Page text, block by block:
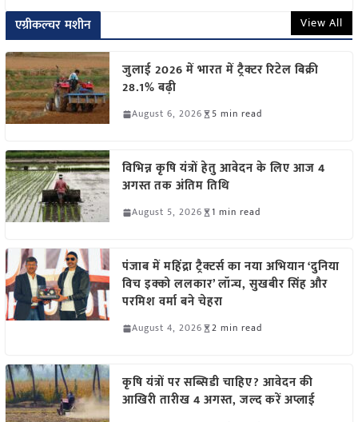
एग्रीकल्चर मशीन View All
जुलाई 2026 में भारत में ट्रैक्टर रिटेल बिक्री
28.1% बढ़ी
August 6, 2026 5 min read
विभिन्न कृषि यंत्रों हेतु आवेदन के लिए आज 4
अगस्त तक अंतिम तिथि
August 5, 2026 1 min read
पंजाब में महिंद्रा ट्रैक्टर्स का नया अभियान ‘दुनिया
विच इक्को ललकार’ लॉन्च, सुखबीर सिंह और
परमिश वर्मा बने चेहरा
August 4, 2026 2 min read
कृषि यंत्रों पर सब्सिडी चाहिए? आवेदन की
आखिरी तारीख 4 अगस्त, जल्द करें अप्लाई